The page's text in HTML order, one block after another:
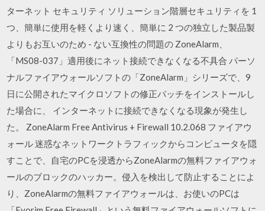
ターネット セキュリティ ソリューション階層セキュリティを 1
つ、簡単に使用を軽くより速く、簡単に 2 つの独立した製品製
よりもお互いのため - ない互換性の問題の ZoneAlarm、
「MS08-037」適用後にネット接続できなくなる不具合 パーソ
ナルファイアウォールソフトの「ZoneAlarm」シリーズで、9
日に公開されたマイクロソフトの修正パッチをインストールし
た場合に、 インターネットに接続できなくなる現象が発生し
た。 ZoneAlarm Free Antivirus + Firewall 10.2.068 ファイアウ
ォール 迷惑なネットワークトラフィックからコンピュータを隠
すことで、自宅のPCを浸透からZoneAlarmの無料ファイアウォ
ールのブロックのハッカー。侵入を検出して防止することによ
り、ZoneAlarmの無料ファイアウォールは、お使いのPCは